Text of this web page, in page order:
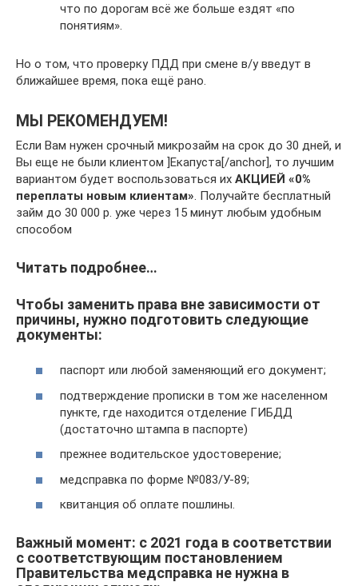
что по дорогам всё же больше ездят «по
понятиям».
Но о том, что проверку ПДД при смене в/у введут в
ближайшее время, пока ещё рано.
МЫ РЕКОМЕНДУЕМ!
Если Вам нужен срочный микрозайм на срок до 30 дней, и
Вы еще не были клиентом ]Екапуста[/anchor], то лучшим
вариантом будет воспользоваться их АКЦИЕЙ «0%
переплаты новым клиентам» . Получайте бесплатный
займ до 30 000 р. уже через 15 минут любым удобным
способом
Читать подробнее…
Чтобы заменить права вне зависимости от
причины, нужно подготовить следующие
документы:
паспорт или любой заменяющий его документ;
подтверждение прописки в том же населенном
пункте, где находится отделение ГИБДД
(достаточно штампа в паспорте)
прежнее водительское удостоверение;
медсправка по форме №083/У-89;
квитанция об оплате пошлины.
Важный момент: с 2021 года в соответствии
с соответствующим постановлением
Правительства медсправка не нужна в